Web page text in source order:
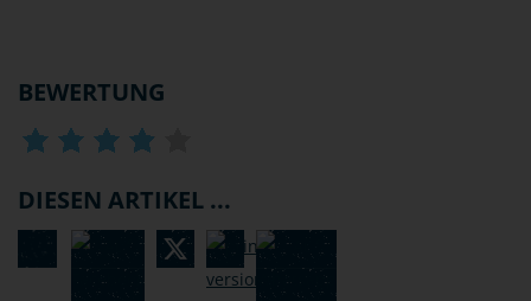
BEWERTUNG
DIESEN ARTIKEL ...